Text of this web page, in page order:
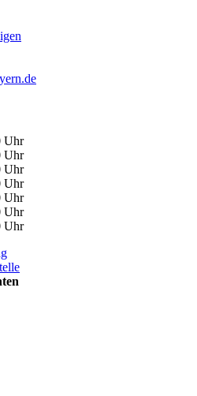
Uhr
Uhr
Uhr
Uhr
Uhr
Uhr
Uhr